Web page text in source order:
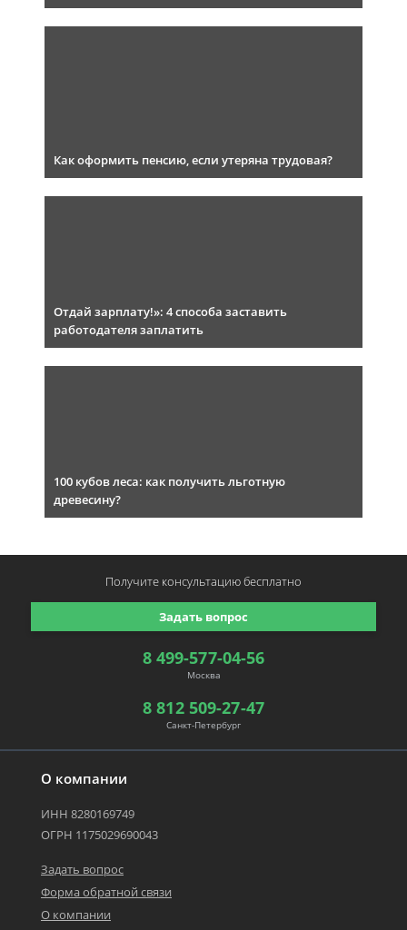
Как оформить пенсию, если утеряна трудовая?
Отдай зарплату!»: 4 способа заставить
работодателя заплатить
100 кубов леса: как получить льготную
древесину?
О компании
ИНН 8280169749
ОГРН 1175029690043
Задать вопрос
Форма обратной связи
О компании
8 499-577-04-56
Москва
8 812 509-27-47
Санкт-Петербург
Задать вопрос
Получите консультациюбесплатно